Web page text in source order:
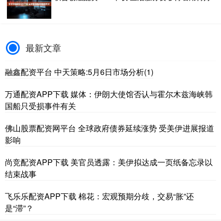
最新文章
融鑫配资平台 中天策略:5月6日市场分析(1)
万通配资APP下载 媒体：伊朗大使馆否认与霍尔木兹海峡韩
国船只受损事件有关
佛山股票配资网平台 全球政府债券延续涨势 受美伊进展报道
影响
尚竞配资APP下载 美官员透露：美伊拟达成一页纸备忘录以
结束战事
飞乐乐配资APP下载 棉花：宏观预期分歧，交易“胀”还
是“滞”？